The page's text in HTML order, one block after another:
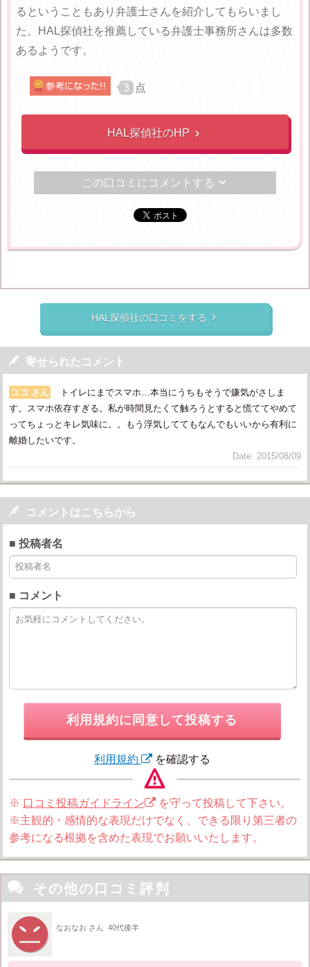
るということもあり弁護士さんを紹介してもらいまし
た。HAL探偵社を推薦している弁護士事務所さんは多数
あるようです。
3 点
HAL探偵社のHP 
この口コミにコメントする 
HAL探偵社の口コミをする 
 寄せられたコメント
ココ さん
トイレにまでスマホ…本当にうちもそうで嫌気がさしま
す。スマホ依存すぎる。私が時間見たくて触ろうとすると慌ててやめて
ってちょっとキレ気味に。。もう浮気しててもなんでもいいから有利に
離婚したいです。
Date: 2015/08/09
 コメントはこちらから
■ 投稿者名
■ コメント
利用規約に同意して投稿する
利用規約 を確認する
※ 口コミ投稿ガイドライン
を守って投稿して下さい。
※主観的・感情的な表現だけでなく、できる限り第三者の
参考になる根拠を含めた表現でお願いいたします。
 その他の口コミ評判
なおなお さん 40代後半